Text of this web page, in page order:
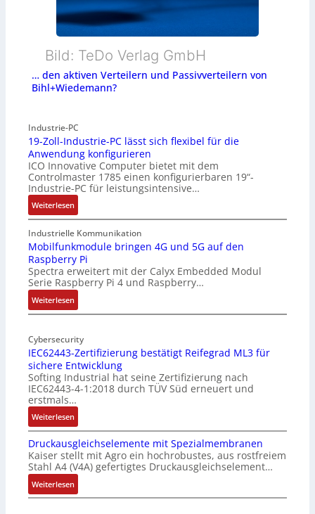
Bild: TeDo Verlag GmbH
… den aktiven Verteilern und Passivverteilern von
Bihl+Wiedemann?
Industrie-PC
19-Zoll-Industrie-PC lässt sich flexibel für die
Anwendung konfigurieren
ICO Innovative Computer bietet mit dem
Controlmaster 1785 einen konfigurierbaren 19“-
Industrie-PC für leistungsintensive…
Weiterlesen:
1
9
-
Z
o
l
l
-
n
d
u
s
t
r
i
e
-
P
C
l
ä
Industrielle Kommunikation
Mobilfunkmodule bringen 4G und 5G auf den
Raspberry Pi
Spectra erweitert mit der Calyx Embedded Modul
Serie Raspberry Pi 4 und Raspberry…
Weiterlesen:
M
b
i
l
f
u
n
k
m
o
d
u
l
e
Cybersecurity
IEC62443-Zertifizierung bestätigt Reifegrad ML3 für
sichere Entwicklung
Softing Industrial hat seine Zertifizierung nach
IEC62443-4-1:2018 durch TÜV Süd erneuert und
erstmals…
Weiterlesen:
I
E
6
2
4
Druckausgleichselemente mit Spezialmembranen
Kaiser stellt mit Agro ein hochrobustes, aus rostfreiem
Stahl A4 (V4A) gefertigtes Druckausgleichselement…
Weiterlesen:
D